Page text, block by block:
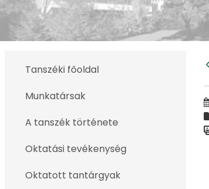
Tanszéki főoldal
Munkatársak
A tanszék története
Oktatási tevékenység
Oktatott tantárgyak